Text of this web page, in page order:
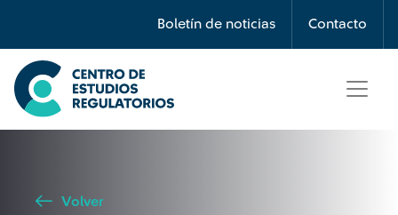
Boletín de noticias Contacto
Búsqueda
Seleccione país
Volver